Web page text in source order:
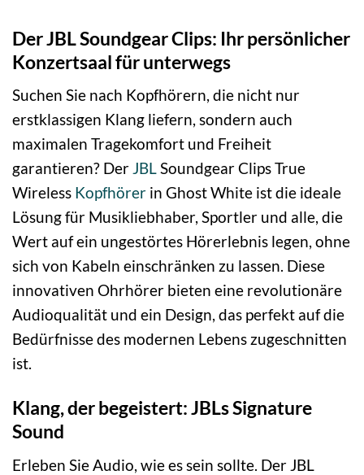
Der JBL Soundgear Clips: Ihr persönlicher
Konzertsaal für unterwegs
Suchen Sie nach Kopfhörern, die nicht nur
erstklassigen Klang liefern, sondern auch
maximalen Tragekomfort und Freiheit
garantieren? Der JBLSoundgear Clips True
Wireless Kopfhörer in Ghost White ist die ideale
Lösung für Musikliebhaber, Sportler und alle, die
Wert auf ein ungestörtes Hörerlebnis legen, ohne
sich von Kabeln einschränken zu lassen. Diese
innovativen Ohrhörer bieten eine revolutionäre
Audioqualität und ein Design, das perfekt auf die
Bedürfnisse des modernen Lebens zugeschnitten
ist.
Klang, der begeistert: JBLs Signature
Sound
Erleben Sie Audio, wie es sein sollte. Der JBL